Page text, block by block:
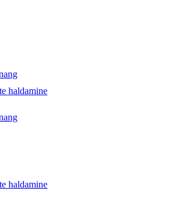
haldamine
haldamine